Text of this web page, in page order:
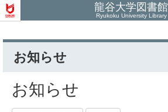
龍谷大学図書館
Ryukoku University Library
お知らせ
お知らせ